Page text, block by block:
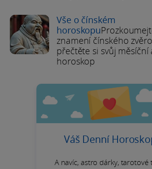
Vše o čínském
horoskopu
znamení čínského
přečtěte si svůj měsíční
horoskop
Váš Denní
A navíc, astro dárky, tarotové